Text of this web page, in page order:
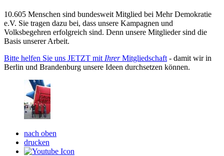
10.605 Menschen sind bundesweit Mitglied bei Mehr Demokratie
e.V. Sie tragen dazu bei, dass unsere Kampagnen und
Volksbegehren erfolgreich sind. Denn unsere Mitglieder sind die
Basis unserer Arbeit.
Bitte helfen Sie uns JETZT mit IhrerMitgliedschaft - damit wir in
Berlin und Brandenburg unsere Ideen durchsetzen können.
nach oben
drucken